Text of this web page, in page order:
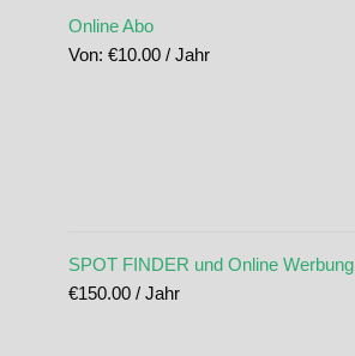
Online Abo
Von: €10.00 / Jahr
SPOT FINDER und Online Werbung
€150.00 / Jahr